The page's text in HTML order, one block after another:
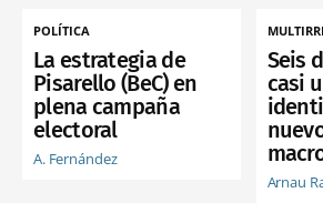
POLÍTICA
La estrategia de
Pisarello (BeC) en
plena campaña
electoral
A. Fernández
Seis
casi
Arnau